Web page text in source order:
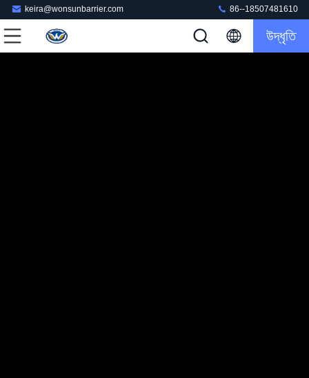
keira@wonsunbarrier.com 86--18507481610
উদ্ধৃতি